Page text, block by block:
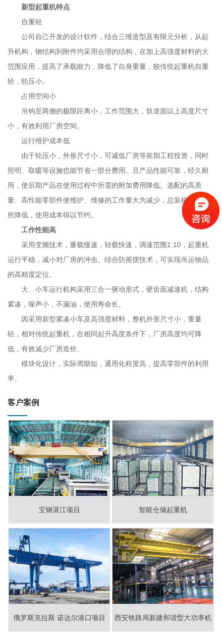
新型起重机特点
自重轻
公司自己开发的设计软件，结合三维造型及有限元分析，从起
升机构，钢结构到附件均采用合理的结构，在加上高强度材料的大
范围应用，提高了承载能力，降低了自身重量，较传统起重机自重
轻，轮压小。
占用空间小
吊钩至两侧的极限距离小，工作范围大，轨道面以上高度尺寸
小，有效利用厂房空间。
运行维护成本低
由于轮压小，外形尺寸小，可减低厂房等前期工程投资，同时
照明、取暖等设施也能节省一部分费用。且产品性能可靠，经久耐
用，使后期产品在使用过程中所需的附加费用降低。选配的高质
量、高性能零部件使维护、维修的工作量大为减少，总装机功率有
所降低，使用成本得以节约。
工作性能高
采用变频技术，重载慢速，轻载快速，调速范围1:10，起重机
运行平稳，减小对厂房的冲击。结合防摇摆技术，可实现吊运物品
的高精度定位。
大、小车运行机构采用三合一驱动形式，硬齿面减速机，结构
紧凑，噪声小，不漏油，使用寿命长。
因采用新型紧凑小车及高强度材料，整机外形尺寸小，重量
轻，相对传统起重机，在相同起升高度条件下，厂房高度均可降
低，有效减少厂房造价。
模块化设计，实际周期短，通用化程度高，提高零部件的利用
率。
客户案例
宝钢湛江项目 智能仓储起重机
俄罗斯克拉斯 诺达尔港口项目 西安铁路局新建和谐型大功率机